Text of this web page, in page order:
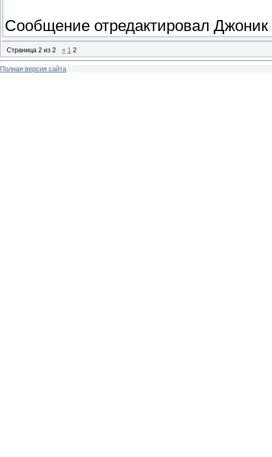
Сообщение отредактировал Джоник
Страница 2 из 2 « 1 2
Полная версия сайта